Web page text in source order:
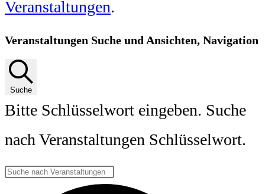
Veranstaltungen.
Veranstaltungen Suche und Ansichten, Navigation
Suche
Bitte Schlüsselwort eingeben. Suche
nach Veranstaltungen Schlüsselwort.